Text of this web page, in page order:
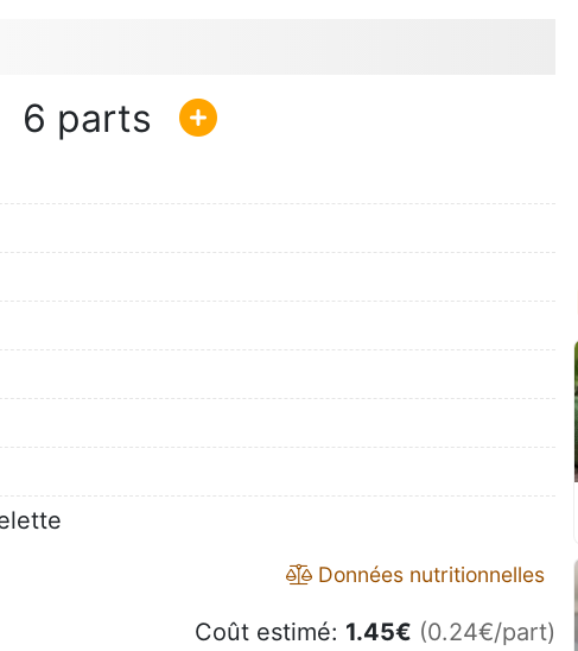
6
Données nutritionnelles
Coût estimé: 1.45€ (0.24€/part)